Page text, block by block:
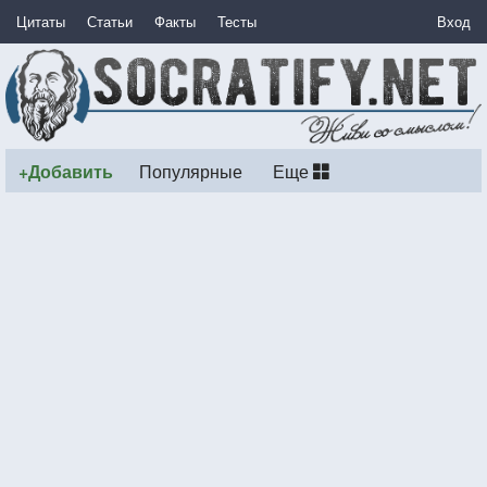
Цитаты Статьи Факты Тесты Вход
+Добавить Популярные Еще